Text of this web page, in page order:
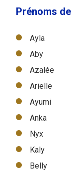
Prénoms
Ayla
Aby
Azalée
Arielle
Ayumi
Anka
Nyx
Kaly
Belly